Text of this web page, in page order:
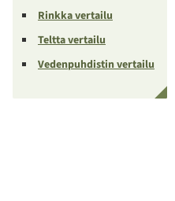
Rinkka vertailu
Teltta vertailu
Vedenpuhdistin vertailu